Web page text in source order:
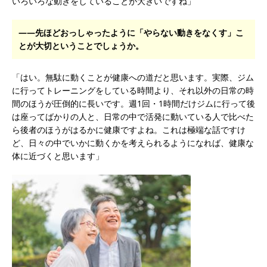
――先ほどおっしゃったように「やらない動きをなくす」こ
とが大切ということでしょうか。
「はい。無駄に動くことが健康への道だと思います。実際、ジム
に行ってトレーニングをしている時間より、それ以外の日常の時
間のほうが圧倒的に長いです。週1回・1時間だけジムに行って後
は座ってばかりの人と、日常の中で活発に動いている人で比べた
ら後者のほうがはるかに健康ですよね。これは極端な話ですけ
ど、日々の中でいかに動くかを考えられるようになれば、健康な
体に近づくと思います」